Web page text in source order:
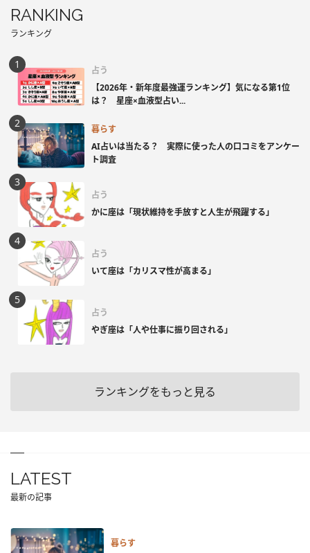
RANKING
ランキング
占う
【2026年・新年度最強運ランキング】気になる第1位
は？ 星座×血液型占い...
暮らす
AI占いは当たる？ 実際に使った人の口コミをアンケー
ト調査
占う
かに座は「現状維持を手放すと人生が飛躍する」
占う
いて座は「カリスマ性が高まる」
占う
やぎ座は「人や仕事に振り回される」
ランキングをもっと見る
LATEST
最新の記事
暮らす